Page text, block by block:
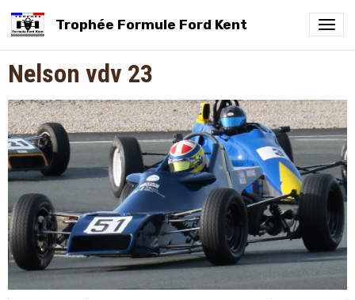
Trophée Formule Ford Kent
Nelson vdv 23